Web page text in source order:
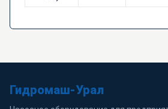
Гидромаш-Урал